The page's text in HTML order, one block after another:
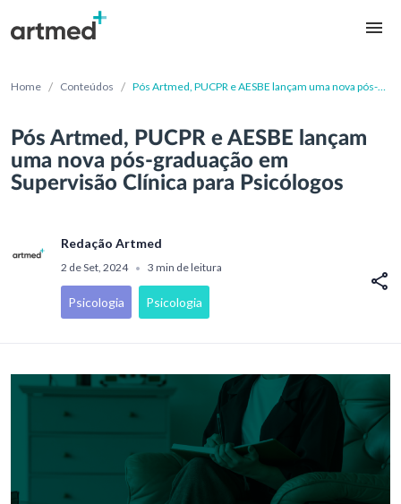
Home / Conteúdos / Pós Artmed, PUCPR e AESBE lançam uma nova pós-
Pós Artmed, PUCPR e AESBE lançam
uma nova pós-graduação em
Supervisão Clínica para Psicólogos
Redação Artmed
2 de Set, 2024 • 3 min de leitura
Psicologia Psicologia